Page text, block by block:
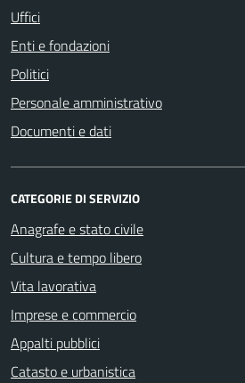
Uffici
Enti e fondazioni
Politici
Personale amministrativo
Documenti e dati
CATEGORIE DI SERVIZIO
Anagrafe e stato civile
Cultura e tempo libero
Vita lavorativa
Imprese e commercio
Appalti pubblici
Catasto e urbanistica